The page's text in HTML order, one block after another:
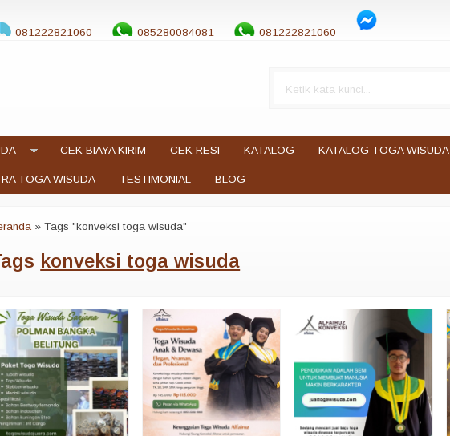
081222821060 085280084081 081222821060
CEK BIAYA KIRIM CEK RESI KATALOG KATALOG TOGA WISUDA
TOGA WISUDA TESTIMONIAL BLOG
»Tags "konveksi toga wisuda"
konveksi toga wisuda